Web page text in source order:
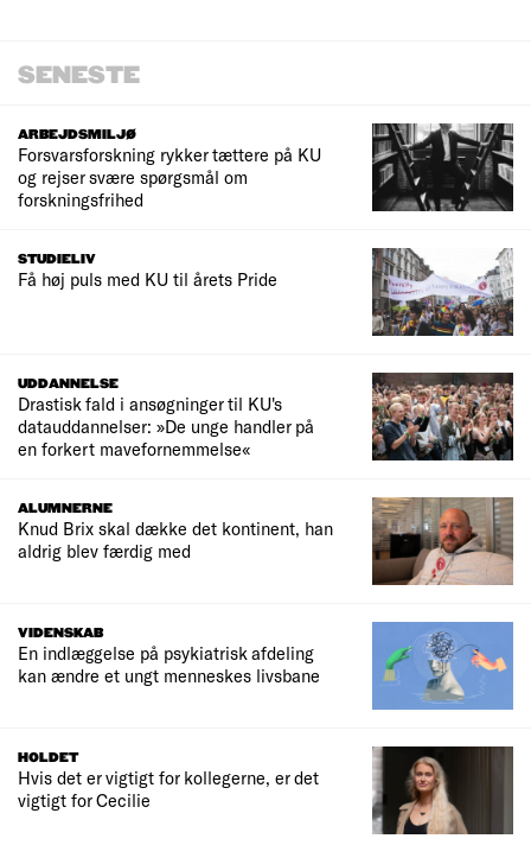
SENESTE
ARBEJDSMILJØ
Forsvarsforskning rykker tættere på KU
og rejser svære spørgsmål om
forskningsfrihed
STUDIELIV
Få høj puls med KU til årets Pride
UDDANNELSE
Drastisk fald i ansøgninger til KU's
datauddannelser: »De unge handler på
en forkert mavefornemmelse«
ALUMNERNE
Knud Brix skal dække det kontinent, han
aldrig blev færdig med
VIDENSKAB
En indlæggelse på psykiatrisk afdeling
kan ændre et ungt menneskes livsbane
HOLDET
Hvis det er vigtigt for kollegerne, er det
vigtigt for Cecilie